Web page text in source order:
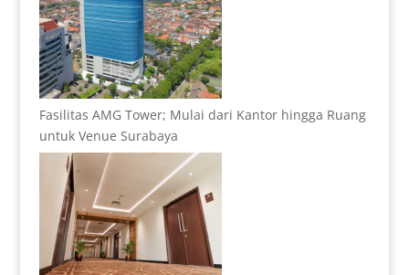
Fasilitas AMG Tower; Mulai dari Kantor hingga Ruang
untuk Venue Surabaya